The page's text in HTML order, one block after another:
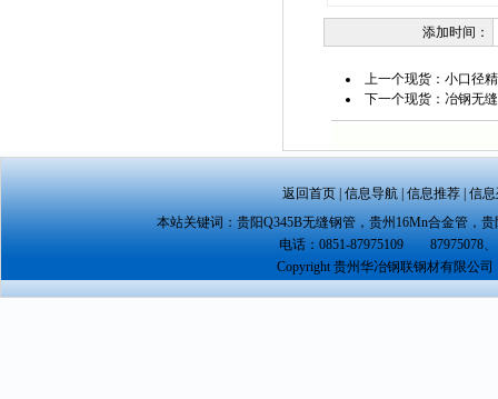
添加时间：
上一个现货： 小口径
下一个现货： 冶钢无
返回首页 信息导航 信息推荐 信
本站关键词： 贵阳Q345B无缝钢管 ， 贵州16Mn合金管 ， 贵
电话：0851-87975109 87975078、
Copyright 贵州华冶钢联钢材有限公